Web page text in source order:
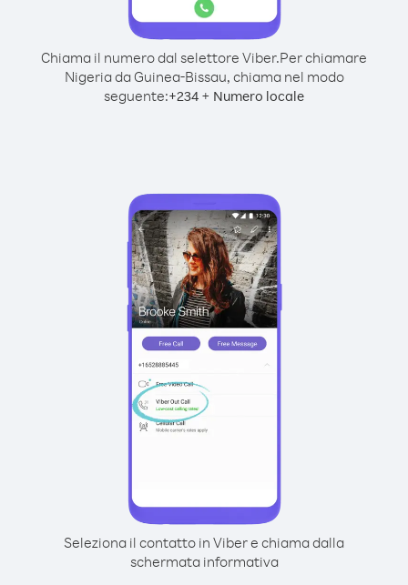
Chiama il numero dal selettore Viber.Per chiamare
Nigeria da Guinea-Bissau, chiama nel modo
seguente:+234 + Numero locale
Seleziona il contatto in Viber e chiama dalla
schermata informativa